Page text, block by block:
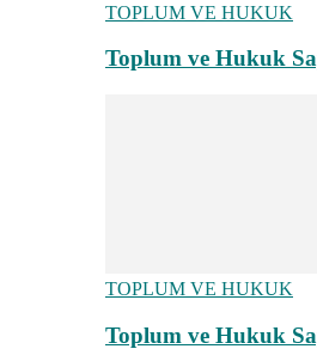
TOPLUM VE HUKUK
Toplum ve Hukuk
TOPLUM VE HUKUK
Toplum ve Hukuk